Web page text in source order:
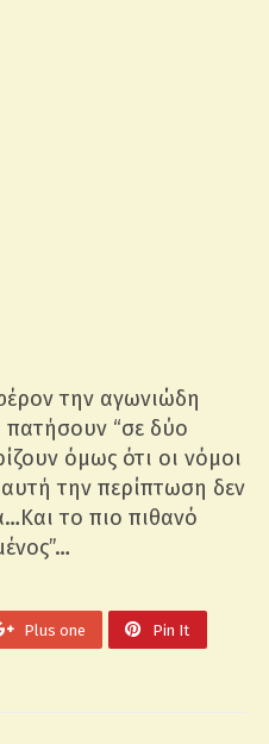
την αγωνιώδη
“σε δύο
όμως ότι οι νόμοι
την περίπτωση δεν
το πιο πιθανό
Plus one Pin It